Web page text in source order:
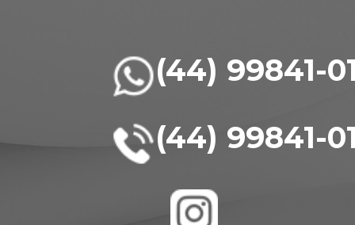
(44) 99841-
(44) 99841-